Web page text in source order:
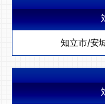
知立市/安